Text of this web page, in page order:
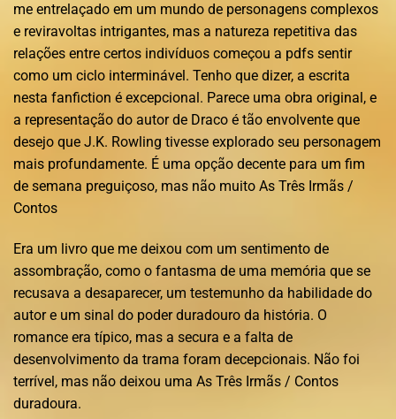
me entrelaçado em um mundo de personagens complexos
e reviravoltas intrigantes, mas a natureza repetitiva das
relações entre certos indivíduos começou a pdfs sentir
como um ciclo interminável. Tenho que dizer, a escrita
nesta fanfiction é excepcional. Parece uma obra original, e
a representação do autor de Draco é tão envolvente que
desejo que J.K. Rowling tivesse explorado seu personagem
mais profundamente. É uma opção decente para um fim
de semana preguiçoso, mas não muito As Três Irmãs /
Contos
Era um livro que me deixou com um sentimento de
assombração, como o fantasma de uma memória que se
recusava a desaparecer, um testemunho da habilidade do
autor e um sinal do poder duradouro da história. O
romance era típico, mas a secura e a falta de
desenvolvimento da trama foram decepcionais. Não foi
terrível, mas não deixou uma As Três Irmãs / Contos
duradoura.